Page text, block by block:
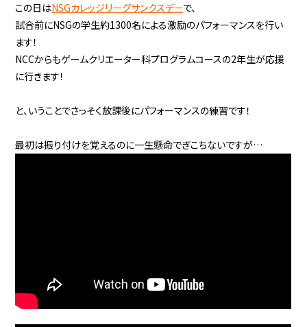
この日はNSGカレッジリーグサンクスデーで、
試合前にNSGの学生約1300名による激励のパフォーマンスを行い
ます！
NCCからもゲームクリエーター科プログラムコースの2年生が応援
に行きます！
と、いうことでさっそく放課後にパフォーマンスの練習です！
最初は振り付けを覚えるのに一生懸命でぎこちないですが…